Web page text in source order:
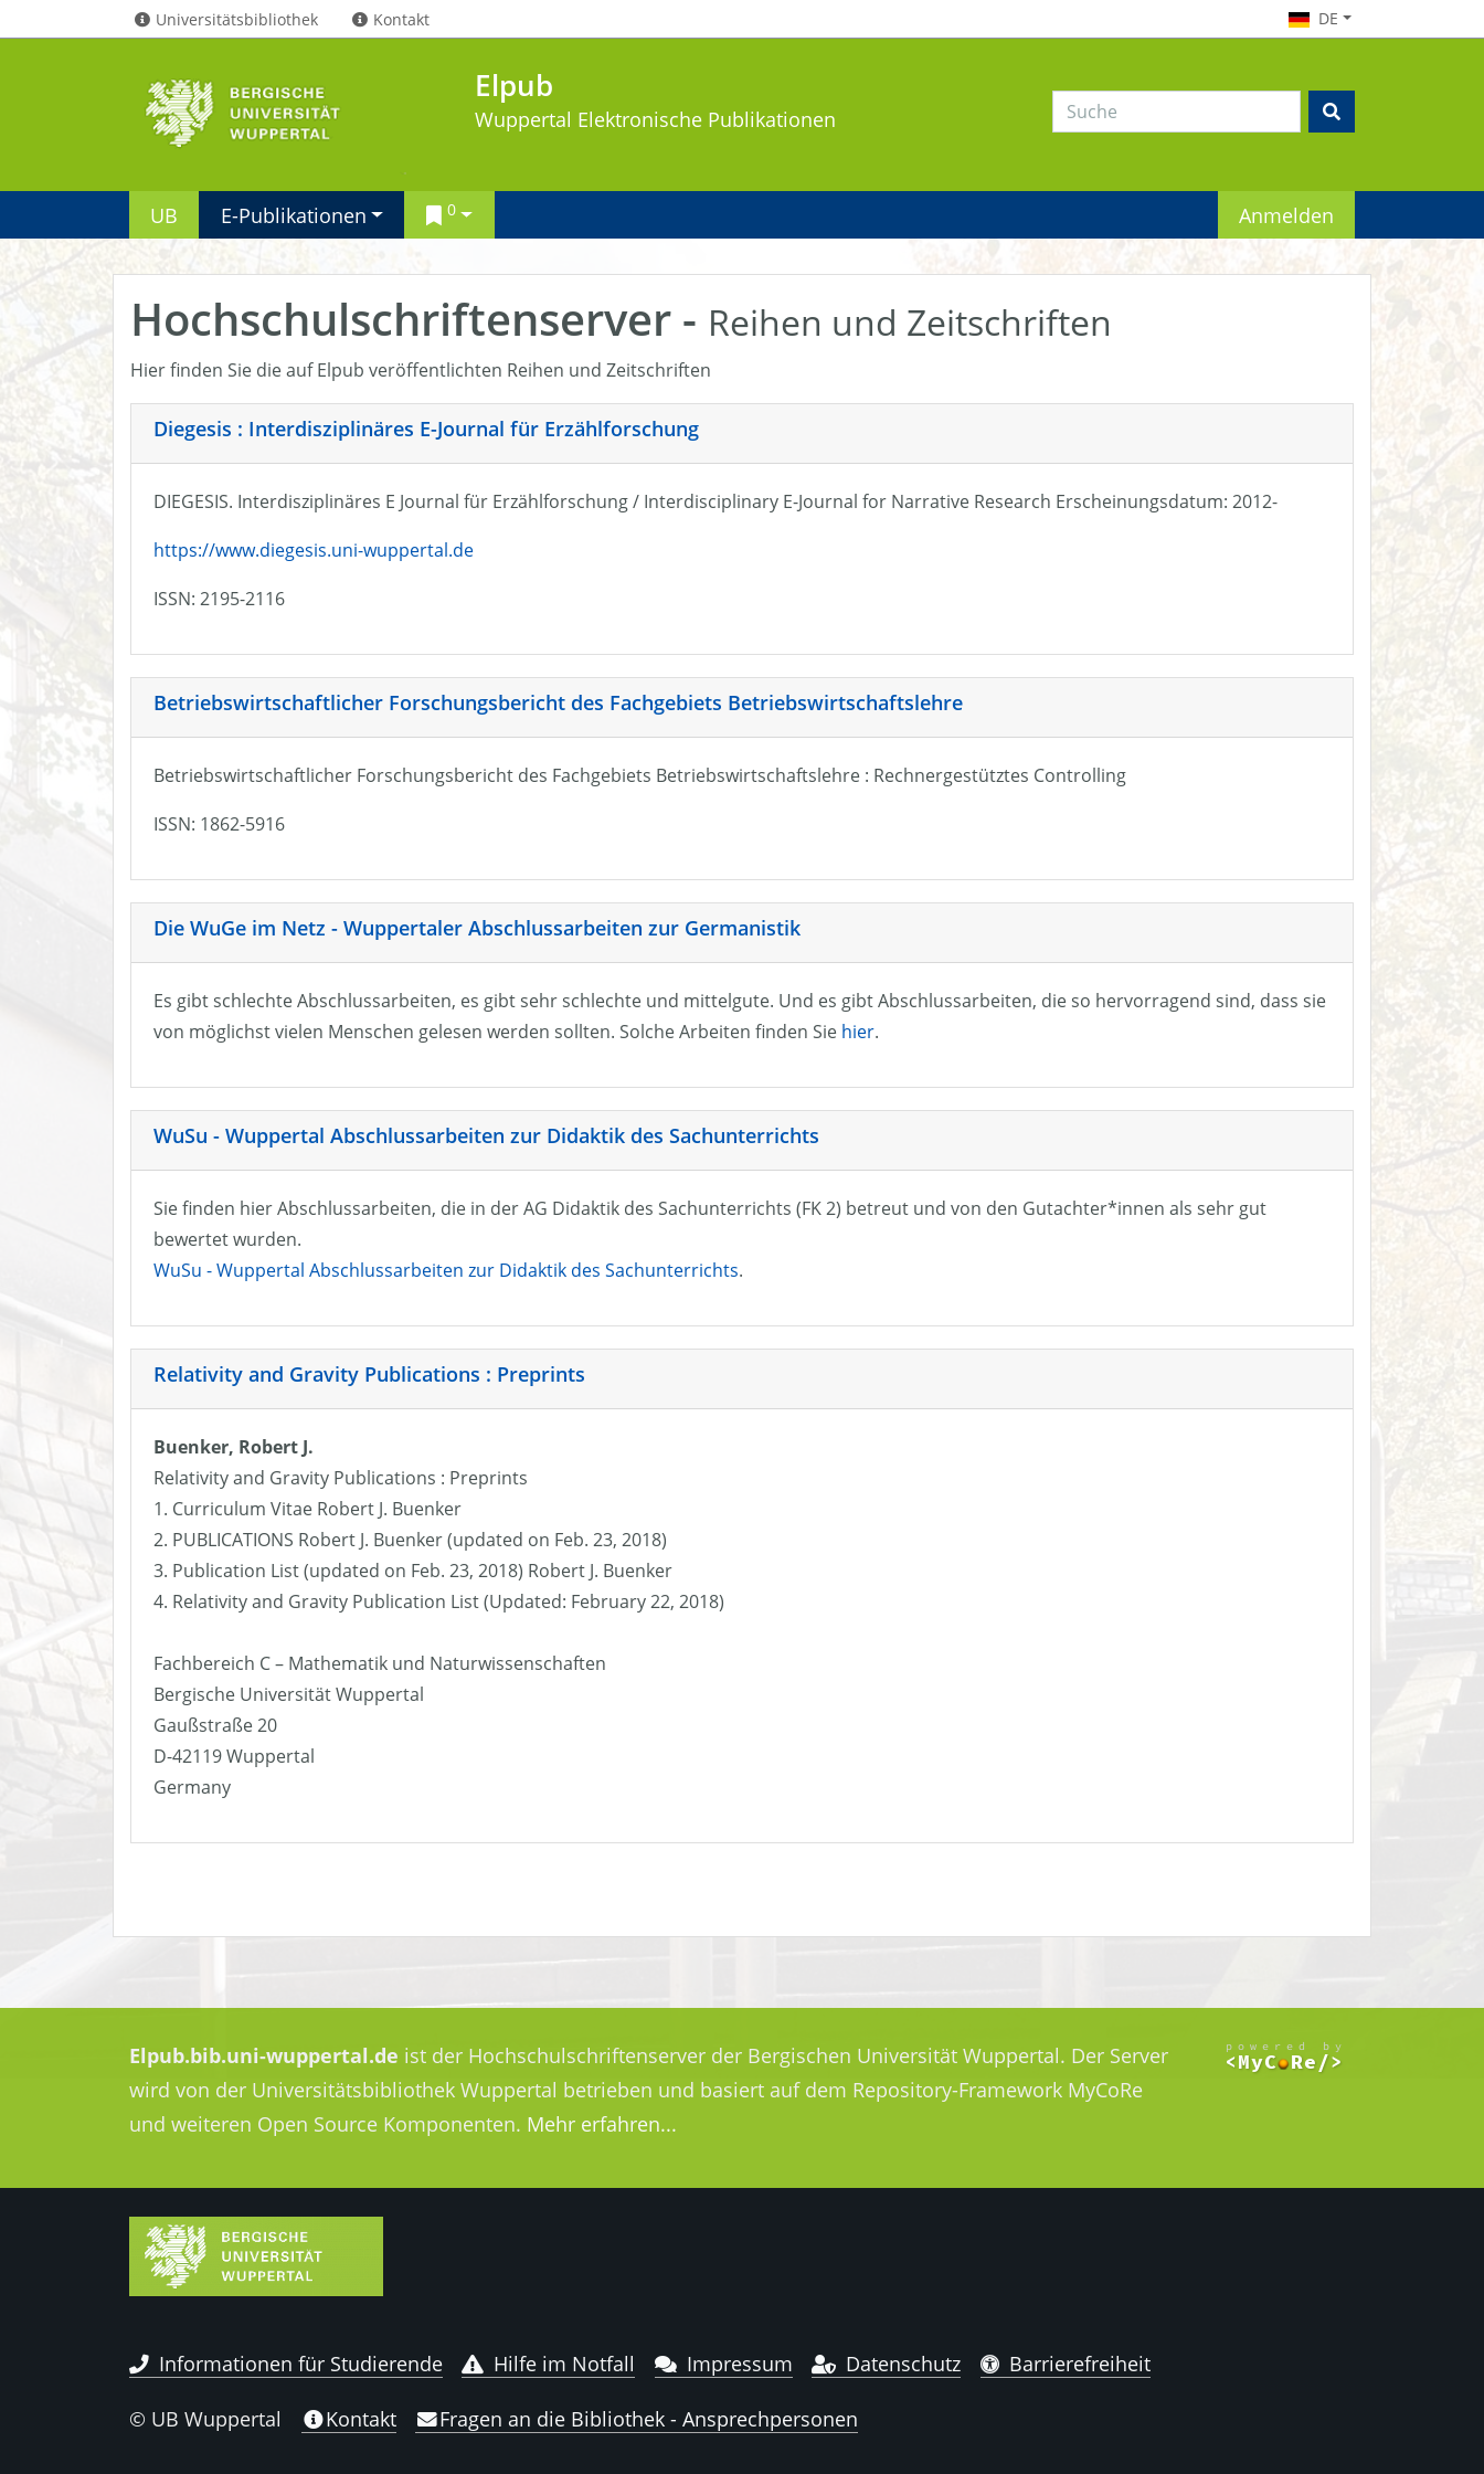
Universitätsbibliothek Kontakt DE
Elpub
Wuppertal Elektronische Publikationen
UB E-Publikationen 0 Anmelden
Hochschulschriftenserver - Reihen und Zeitschriften
Hier finden Sie die auf Elpub veröffentlichten Reihen und Zeitschriften
Diegesis : Interdisziplinäres E-Journal für Erzählforschung
DIEGESIS. Interdisziplinäres E Journal für Erzählforschung / Interdisciplinary E-Journal for Narrative Research Erscheinungsdatum: 2012-
https://www.diegesis.uni-wuppertal.de
ISSN: 2195-2116
Betriebswirtschaftlicher Forschungsbericht des Fachgebiets Betriebswirtschaftslehre
Betriebswirtschaftlicher Forschungsbericht des Fachgebiets Betriebswirtschaftslehre : Rechnergestütztes Controlling
ISSN: 1862-5916
Die WuGe im Netz - Wuppertaler Abschlussarbeiten zur Germanistik
Es gibt schlechte Abschlussarbeiten, es gibt sehr schlechte und mittelgute. Und es gibt Abschlussarbeiten, die so hervorragend sind, dass sie
von möglichst vielen Menschen gelesen werden sollten. Solche Arbeiten finden Sie hier.
WuSu - Wuppertal Abschlussarbeiten zur Didaktik des Sachunterrichts
Sie finden hier Abschlussarbeiten, die in der AG Didaktik des Sachunterrichts (FK 2) betreut und von den Gutachter*innen als sehr gut
bewertet wurden.
WuSu - Wuppertal Abschlussarbeiten zur Didaktik des Sachunterrichts.
Relativity and Gravity Publications : Preprints
Buenker, Robert J.
Relativity and Gravity Publications : Preprints
1. Curriculum Vitae Robert J. Buenker
2. PUBLICATIONS Robert J. Buenker (updated on Feb. 23, 2018)
3. Publication List (updated on Feb. 23, 2018) Robert J. Buenker
4. Relativity and Gravity Publication List (Updated: February 22, 2018)
Fachbereich C – Mathematik und Naturwissenschaften
Bergische Universität Wuppertal
Gaußstraße 20
D-42119 Wuppertal
Germany
Elpub.bib.uni-wuppertal.de ist der Hochschulschriftenserver der Bergischen Universität Wuppertal. Der Server
wird von der Universitätsbibliothek Wuppertal betrieben und basiert auf dem Repository-Framework MyCoRe
und weiteren Open Source Komponenten. Mehr erfahren...
Informationen für Studierende Hilfe im Notfall Impressum Datenschutz Barrierefreiheit
© UB Wuppertal Kontakt Fragen an die Bibliothek - Ansprechpersonen